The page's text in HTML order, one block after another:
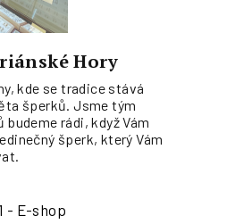
Hory
kde se tradice stává
šperků. Jsme tým
rádi, když Vám
šperk, který Vám
- E-shop